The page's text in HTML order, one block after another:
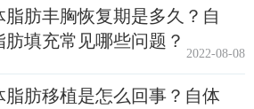
脂肪丰胸恢复期是多久？自
肪填充常见哪些问题？
2022-08-08
脂肪移植是怎么回事？自体